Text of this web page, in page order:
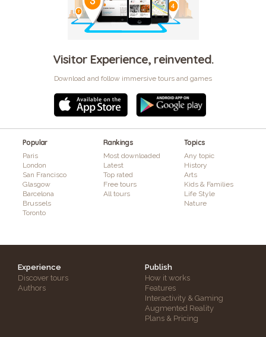
Visitor Experience, reinvented.
Download and follow immersive tours and games
Popular
Paris
London
San Francisco
Glasgow
Barcelona
Brussels
Toronto
Rankings
Most downloaded
Latest
Top rated
Free tours
All tours
Topics
Any topic
History
Arts
Kids & Families
Life Style
Nature
Experience
Discover tours
Authors
Publish
How it works
Features
Interactivity & Gaming
Augmented Reality
Plans & Pricing